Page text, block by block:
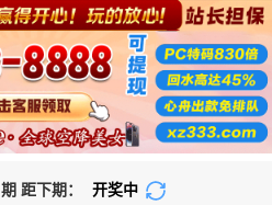
期 距下期： 开奖中